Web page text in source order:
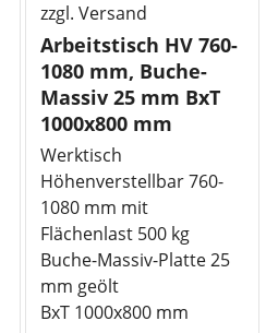
zzgl. Versand
Arbeitstisch HV 760-
1080 mm, Buche-
Massiv 25 mm BxT
1000x800 mm
Werktisch
Höhenverstellbar 760-
1080 mm mit
Flächenlast 500 kg
Buche-Massiv-Platte 25
mm geölt
BxT 1000x800 mm